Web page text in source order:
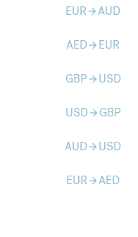
EURarrow_forwardAUD
AEDarrow_forward EUR
GBParrow_forward USD
USDarrow_forward GBP
AUDarrow_forward USD
EURarrow_forwardAED